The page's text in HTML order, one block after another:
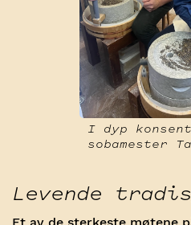
I dyp
sobamester
Levende